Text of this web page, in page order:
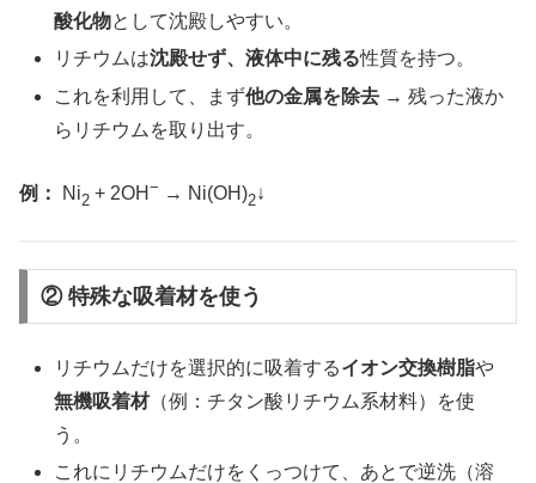
酸化物として沈殿しやすい。
リチウムは沈殿せず、液体中に残る性質を持つ。
これを利用して、まず他の金属を除去 → 残った液か
らリチウムを取り出す。
例： Ni2 + 2OH − → Ni(OH)2↓
② 特殊な吸着材を使う
リチウムだけを選択的に吸着するイオン交換樹脂や
無機吸着材（例：チタン酸リチウム系材料）を使
う。
これにリチウムだけをくっつけて、あとで逆洗（溶